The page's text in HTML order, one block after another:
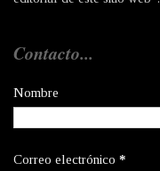
Contacto...
Nombre
Correo electrónico *